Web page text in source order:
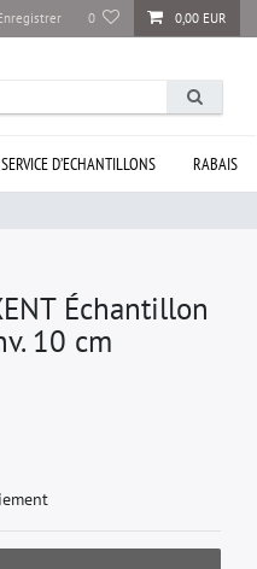
0 0,00 EUR
SERVICE D’ECHANTILLONS RABAIS
Échantillon
10 cm